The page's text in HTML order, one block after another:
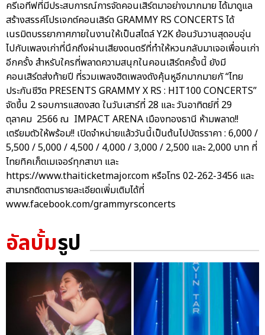
ครีเอทีฟที่มีประสบการณ์การจัดคอนเสิร์ตมาอย่างมากมาย ได้มาดูแล
สร้างสรรค์โปรเจกต์คอนเสิร์ต GRAMMY RS CONCERTS ได้
เนรมิตบรรยากาศภายในงานให้เป็นสไตล์ Y2K ย้อนวันวานสุดอบอุ่น
ไปกับเพลงเก่าที่นึกถึงผ่านเสียงดนตรีที่ทำให้หวนกลับมาเจอเพื่อนเก่า
อีกครั้ง สำหรับใครที่พลาดความสนุกในคอนเสิร์ตครั้งนี้ ยังมี
คอนเสิร์ตส่งท้ายปี ที่รวมเพลงฮิตเพลงดังคุ้นหูอีกมากมายกั “ไทย
ประกันชีวิต PRESENTS GRAMMY X RS : HIT100 CONCERTS”
จัดขึ้น 2 รอบการแสดงสด ในวันเสาร์ที่ 28 และ วันอาทิตย์ที่ 29
ตุลาคม 2566 ณ IMPACT ARENA เมืองทองธานี ห้ามพลาด!!
เตรียมตัวให้พร้อม!! เปิดจำหน่ายแล้ววันนี้เป็นต้นไปบัตรราคา : 6,000 /
5,500 / 5,000 / 4,500 / 4,000 / 3,000 / 2,500 และ 2,000 บาท ที่
ไทยทิคเก็ตเมเจอร์ทุกสาขา และ
https://www.thaiticketmajor.com หรือโทร 02-262-3456 และ
สามารถติดตามรายละเอียดเพิ่มเติมได้ที่
www.facebook.com/grammyrsconcerts
อัลบั้มรูป